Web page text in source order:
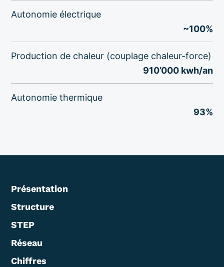
Autonomie électrique
~100%
Production de chaleur (couplage chaleur-force)
910’000 kwh/an
Autonomie thermique
93%
Présentation
Structure
STEP
Réseau
Chiffres